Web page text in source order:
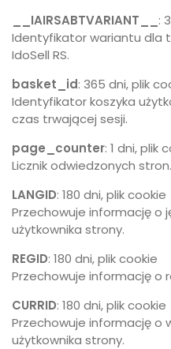
__IAIRSABTVARIANT__ :
Identyfikator wariantu dla
IdoSell RS.
basket_id: 365 dni, plik
Identyfikator koszyka
czas trwającej sesji.
page_counter: 1 dni, plik
Licznik odwiedzonych stron.
LANGID: 180 dni, plik cookie
Przechowuje informację o
użytkownika strony.
REGID: 180 dni, plik cookie
Przechowuje informację o
CURRID: 180 dni, plik cookie
Przechowuje informację o
użytkownika strony.